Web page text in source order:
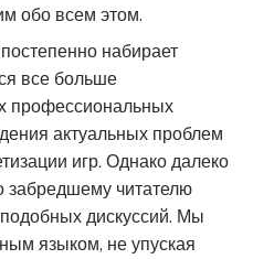
обо всем этом.
набирает
все больше
профессиональных
актуальных проблем
игр. Однако далеко
забредшему читателю
дискуссий. Мы
языком, не упуская